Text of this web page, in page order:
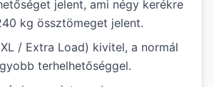
jelent, ami négy kerékre
kg össztömeget jelent.
/ Extra Load) kivitel, a normál
terhelhetőséggel.